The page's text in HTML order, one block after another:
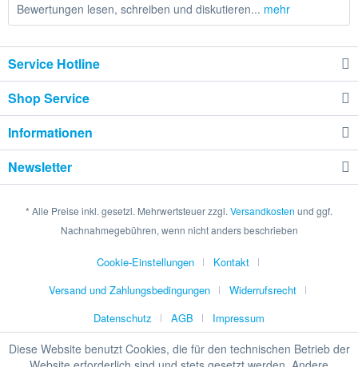
Bewertungen lesen, schreiben und diskutieren... mehr
Service Hotline
Shop Service
Informationen
Newsletter
* Alle Preise inkl. gesetzl. Mehrwertsteuer zzgl. Versandkosten und ggf.
Nachnahmegebühren, wenn nicht anders beschrieben
Cookie-Einstellungen
Kontakt
Versand und Zahlungsbedingungen
Widerrufsrecht
Datenschutz
AGB Impressum
Diese Website benutzt Cookies, die für den technischen Betrieb der